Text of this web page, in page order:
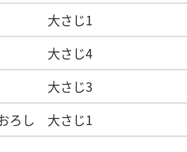
さじ1
酢 大さじ4
大さじ3
ろし 大さじ1